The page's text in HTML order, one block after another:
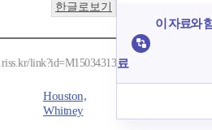
한글로보기
link?id=M15034313
Houston,
Whitney
이 자료와
료